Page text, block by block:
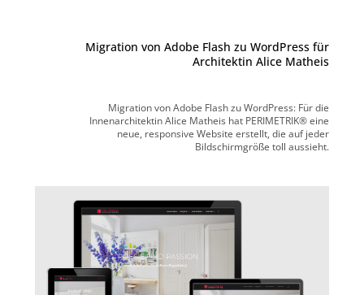
Migration von Adobe Flash zu WordPress für
Architektin Alice Matheis
Migration von Adobe Flash zu WordPress: Für die
Innenarchitektin Alice Matheis hat PERIMETRIK® eine
neue, responsive Website erstellt, die auf jeder
Bildschirmgröße toll aussieht.